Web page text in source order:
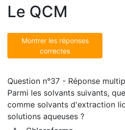
Le QCM
Montrer les réponses
correctes
Question n°37 - Réponse
Parmi les solvants suivants,
comme solvants d'extraction
solutions aqueuses ?